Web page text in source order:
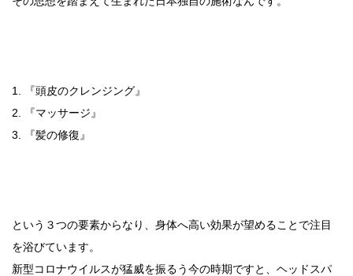
1. 『頭皮のクレンジング』
2. 『マッサージ』
3. 『髪の修復』
という３つの要素からなり、身体へ高い効果が望めることで注目
を浴びています。
新型コロナウイルスが猛威を振るう今の時期ですと、ヘッドスパ